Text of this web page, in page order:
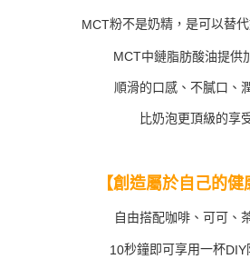
MCT粉不是奶精，是可以替
MCT中鏈脂肪酸油提供
順滑的口感、不膩口、
比奶泡更頂級的享
【創造屬於自己的健
自由搭配咖啡、可可、
10秒鐘即可享用一杯DIY